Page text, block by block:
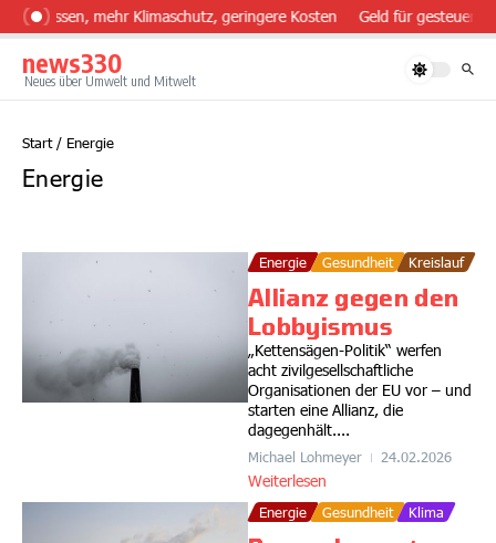
Zum Inhalt springen
essen, mehr Klimaschutz, geringere Kosten Geld für
news330
Neues über Umwelt und Mitwelt
Start/ Energie
Energie
Energie Gesundheit Kreislauf
Allianz gegen den
Lobbyismus
„Kettensägen-Politik“ werfen
acht zivilgesellschaftliche
Organisationen der EU vor – und
starten eine Allianz, die
dagegenhält....
Michael Lohmeyer 24.02.2026
Weiterlesen
Energie Gesundheit Klima